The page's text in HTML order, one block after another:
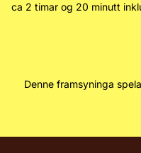
ca 2 timar og 20 minutt
Denne framsyninga